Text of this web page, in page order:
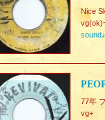
Nice
sound♪
77年
vg+